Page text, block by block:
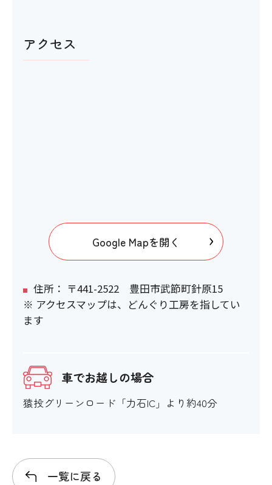
アクセス
Google Mapを開く
住所： 〒441-2522 豊田市武節町針原15
※ アクセスマップは、どんぐり工房を指してい
ます
車でお越しの場合
猿投グリーンロード「力石IC」より約40分
一覧に戻る